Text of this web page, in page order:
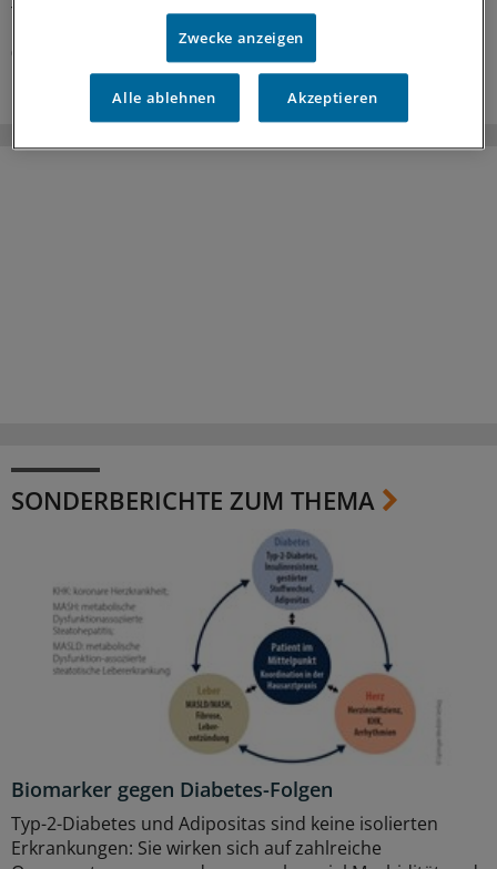
Therapieauswahl?
08.07.2026
SONDERBERICHTE ZUM THEMA
Biomarker gegen Diabetes-Folgen
Typ-2-Diabetes und Adipositas sind keine isolierten
Erkrankungen: Sie wirken sich auf zahlreiche
Zwecke anzeigen
Alle ablehnen Akzeptieren